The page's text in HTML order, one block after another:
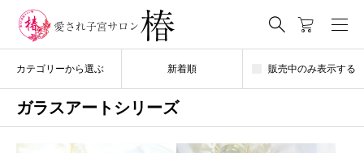
カテゴリーから選ぶ 新着順 販売中のみ表示する
ガラスアートシリーズ